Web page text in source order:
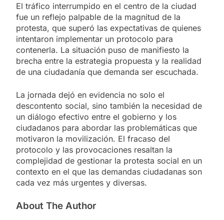
El tráfico interrumpido en el centro de la ciudad
fue un reflejo palpable de la magnitud de la
protesta, que superó las expectativas de quienes
intentaron implementar un protocolo para
contenerla. La situación puso de manifiesto la
brecha entre la estrategia propuesta y la realidad
de una ciudadanía que demanda ser escuchada.
La jornada dejó en evidencia no solo el
descontento social, sino también la necesidad de
un diálogo efectivo entre el gobierno y los
ciudadanos para abordar las problemáticas que
motivaron la movilización. El fracaso del
protocolo y las provocaciones resaltan la
complejidad de gestionar la protesta social en un
contexto en el que las demandas ciudadanas son
cada vez más urgentes y diversas.
About The Author